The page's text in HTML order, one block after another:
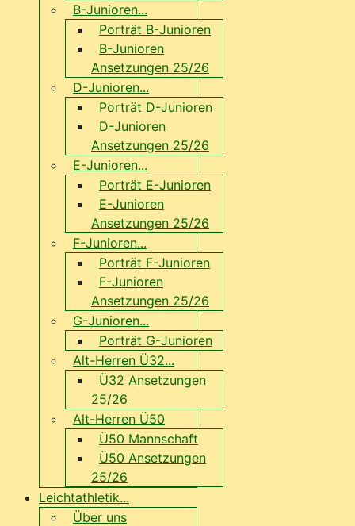
B-Junioren...
Porträt B-Junioren
B-Junioren
Ansetzungen 25/26
D-Junioren...
Porträt D-Junioren
D-Junioren
Ansetzungen 25/26
E-Junioren...
Porträt E-Junioren
E-Junioren
Ansetzungen 25/26
F-Junioren...
Porträt F-Junioren
F-Junioren
Ansetzungen 25/26
G-Junioren...
Porträt G-Junioren
Alt-Herren Ü32...
Ü32 Ansetzungen
25/26
Alt-Herren Ü50
Ü50 Mannschaft
Ü50 Ansetzungen
25/26
Leichtathletik...
Über uns